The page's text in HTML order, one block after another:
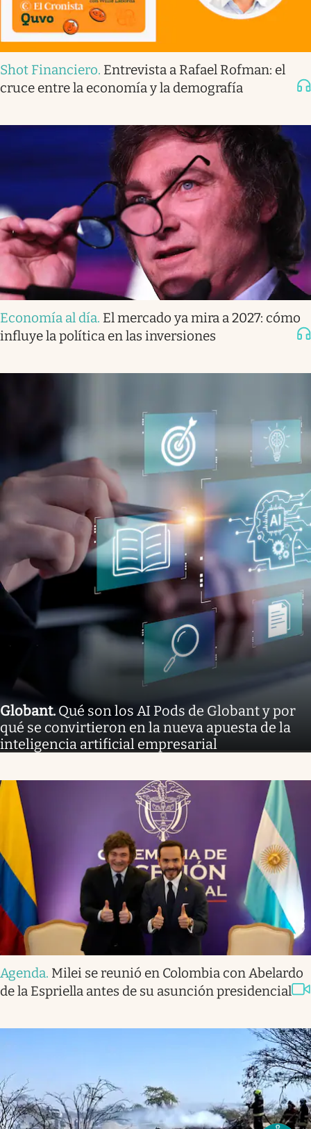
Shot Financiero. Entrevista a Rafael Rofman: el
cruce entre la economía y la demografía
Economía al día. El mercado ya mira a 2027: cómo
influye la política en las inversiones
Globant.Qué son los AI Pods de Globant y por
qué se convirtieron en la nueva apuesta de la
inteligencia artificial empresarial
Agenda. Milei se reunió en Colombia con Abelardo
de la Espriella antes de su asunción presidencial